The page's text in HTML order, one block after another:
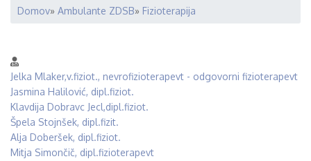
Breadcrumb
Domov Ambulante ZDSB Fizioterapija
Jelka Mlaker,v.fiziot., nevrofizioterapevt - odgovorni fizioterapevt
Jasmina Halilović, dipl.fiziot.
Klavdija Dobravc Jecl,dipl.fiziot.
Špela Stojnšek, dipl.fizit.
Alja Doberšek, dipl.fiziot.
Mitja Simončič, dipl.fizioterapevt